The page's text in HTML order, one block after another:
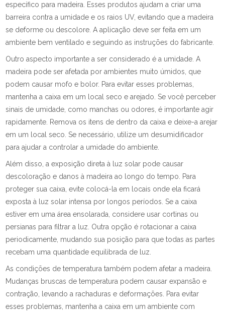
específico para madeira. Esses produtos ajudam a criar uma
barreira contra a umidade e os raios UV, evitando que a madeira
se deforme ou descolore. A aplicação deve ser feita em um
ambiente bem ventilado e seguindo as instruções do fabricante.
Outro aspecto importante a ser considerado é a umidade. A
madeira pode ser afetada por ambientes muito úmidos, que
podem causar mofo e bolor. Para evitar esses problemas,
mantenha a caixa em um local seco e arejado. Se você perceber
sinais de umidade, como manchas ou odores, é importante agir
rapidamente. Remova os itens de dentro da caixa e deixe-a arejar
em um local seco. Se necessário, utilize um desumidificador
para ajudar a controlar a umidade do ambiente.
Além disso, a exposição direta à luz solar pode causar
descoloração e danos à madeira ao longo do tempo. Para
proteger sua caixa, evite colocá-la em locais onde ela ficará
exposta à luz solar intensa por longos períodos. Se a caixa
estiver em uma área ensolarada, considere usar cortinas ou
persianas para filtrar a luz. Outra opção é rotacionar a caixa
periodicamente, mudando sua posição para que todas as partes
recebam uma quantidade equilibrada de luz.
As condições de temperatura também podem afetar a madeira.
Mudanças bruscas de temperatura podem causar expansão e
contração, levando a rachaduras e deformações. Para evitar
esses problemas, mantenha a caixa em um ambiente com